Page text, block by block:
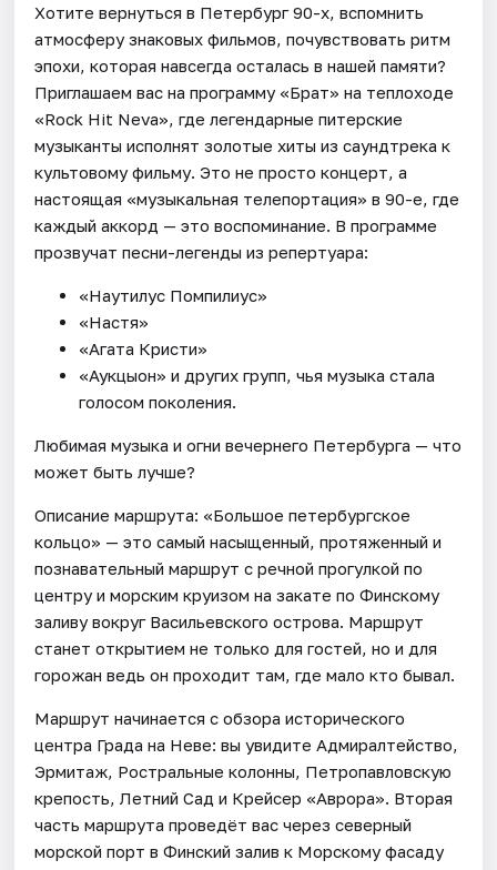
Хотите вернуться в Петербург 90-х, вспомнить
атмосферу знаковых фильмов, почувствовать ритм
эпохи, которая навсегда осталась в нашей памяти?
Приглашаем вас на программу «Брат» на теплоходе
«Rock Hit Neva», где легендарные питерские
музыканты исполнят золотые хиты из саундтрека к
культовому фильму. Это не просто концерт, а
настоящая «музыкальная телепортация» в 90-е, где
каждый аккорд — это воспоминание. В программе
прозвучат песни-легенды из репертуара:
«Наутилус Помпилиус»
«Настя»
«Агата Кристи»
«Аукцыон» и других групп, чья музыка стала
голосом поколения.
Любимая музыка и огни вечернего Петербурга — что
может быть лучше?
Описание маршрута: «Большое петербургское
кольцо» — это самый насыщенный, протяженный и
познавательный маршрут с речной прогулкой по
центру и морским круизом на закате по Финскому
заливу вокруг Васильевского острова. Маршрут
станет открытием не только для гостей, но и для
горожан ведь он проходит там, где мало кто бывал.
Маршрут начинается с обзора исторического
центра Града на Неве: вы увидите Адмиралтейство,
Эрмитаж, Ростральные колонны, Петропавловскую
крепость, Летний Сад и Крейсер «Аврора». Вторая
часть маршрута проведёт вас через северный
морской порт в Финский залив к Морскому фасаду